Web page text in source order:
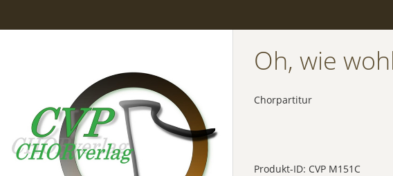
Oh, wie
Chorpartitur
Produkt-ID: CVP M151C